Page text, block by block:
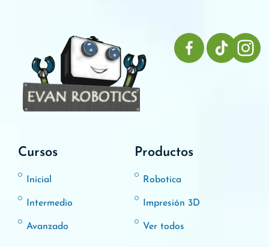
Cursos
Inicial
Intermedio
Avanzado
Productos
Robotica
Impresión 3D
Ver todos